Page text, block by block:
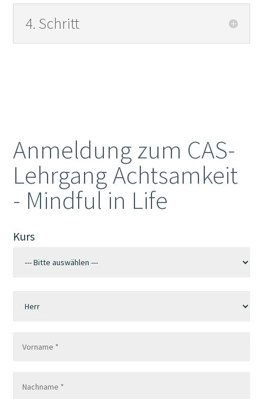
4. Schritt
Anmeldung zum CAS-
Lehrgang Achtsamkeit
- Mindful in Life
Kurs